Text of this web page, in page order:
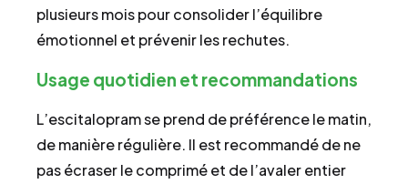
plusieurs mois pour consolider l’équilibre
émotionnel et prévenir les rechutes.
Usage quotidien et recommandations
L’escitalopram se prend de préférence le matin,
de manière régulière. Il est recommandé de ne
pas écraser le comprimé et de l’avaler entier